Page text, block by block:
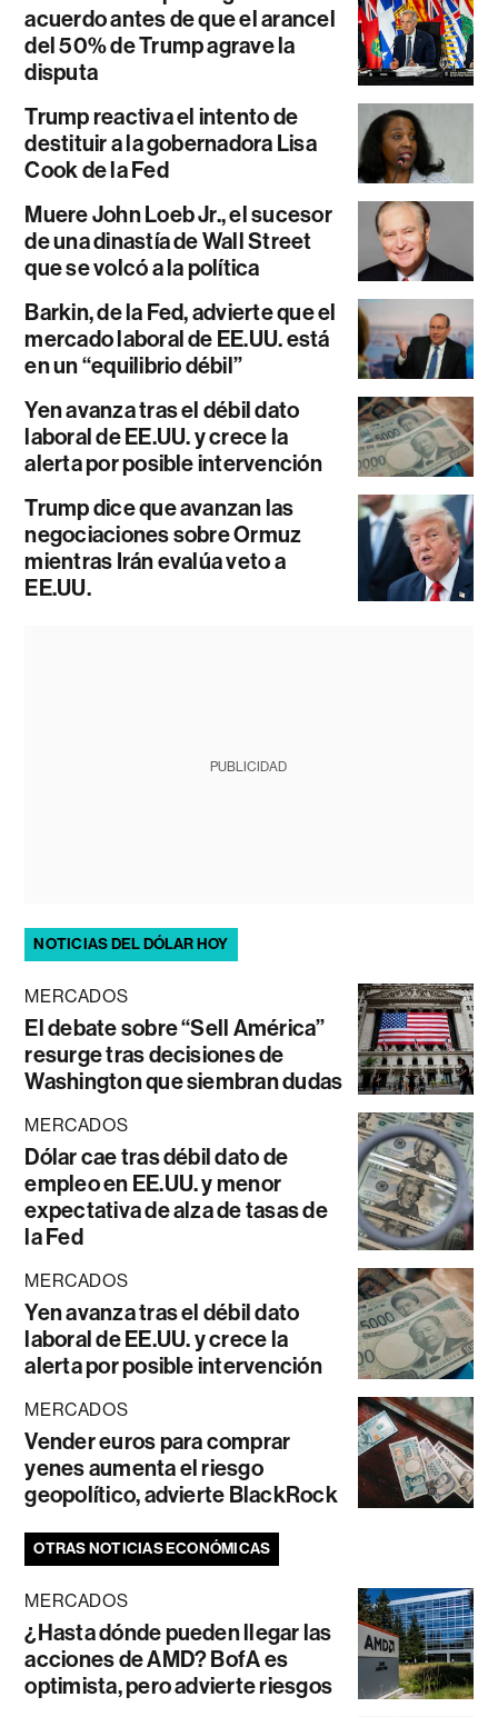
acuerdo antes de que el arancel
del 50% de Trump agrave la
disputa
Trump reactiva el intento de
destituir a la gobernadora Lisa
Cook de la Fed
Muere John Loeb Jr., el sucesor
de una dinastía de Wall Street
que se volcó a la política
Barkin, de la Fed, advierte que el
mercado laboral de EE.UU. está
en un “equilibrio débil”
Yen avanza tras el débil dato
laboral de EE.UU. y crece la
alerta por posible intervención
Trump dice que avanzan las
negociaciones sobre Ormuz
mientras Irán evalúa veto a
EE.UU.
PUBLICIDAD
NOTICIAS DEL DÓLAR HOY
MERCADOS
El debate sobre “Sell América”
resurge tras decisiones de
Washington que siembran dudas
MERCADOS
Dólar cae tras débil dato de
empleo en EE.UU. y menor
expectativa de alza de tasas de
la Fed
MERCADOS
Yen avanza tras el débil dato
laboral de EE.UU. y crece la
alerta por posible intervención
MERCADOS
Vender euros para comprar
yenes aumenta el riesgo
geopolítico, advierte BlackRock
OTRAS NOTICIAS ECONÓMICAS
MERCADOS
¿Hasta dónde pueden llegar las
acciones de AMD? BofA es
optimista, pero advierte riesgos